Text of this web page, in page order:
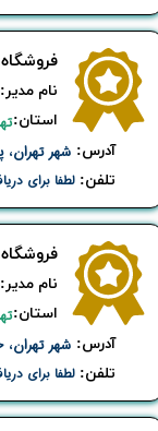
شهر تهران، ​آدرس:
نام ​مدیر:
استان:
تلفن: لطفا برای
شهر تهران، ​آدرس:
نام ​مدیر:
استان:
تلفن: لطفا برای